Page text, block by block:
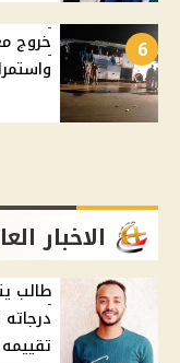
6
خروج
الاخبار
طالب
تقييمه